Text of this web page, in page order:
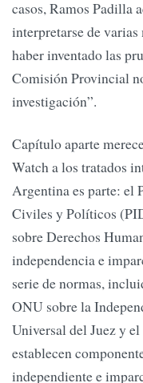
casos, Ramos Padilla
interpretarse de
haber inventado las
Comisión Provincial
investigación”.
Capítulo aparte
Watch a los tratados
Argentina es parte: el
Civiles y Políticos
sobre Derechos
independencia e
serie de normas,
ONU sobre la
Universal del Juez y
establecen
independiente e